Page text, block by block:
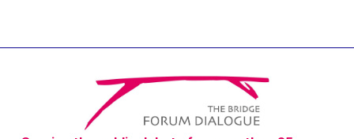
Timothy Radcliffe
Vaclav Klaus
Vassilios Skouris
Vítor Manuel da Silva Caldeira